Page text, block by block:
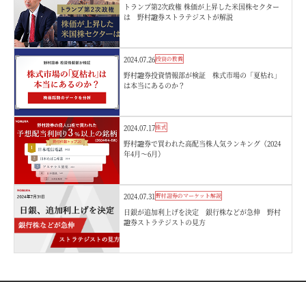
トランプ第2次政権 株価が上昇した米国株セクター
は 野村證券ストラテジストが解説
2024.07.26投資の教養
野村證券投資情報部が検証 株式市場の「夏枯れ」
は本当にあるのか？
2024.07.17株式
野村證券で買われた高配当株人気ランキング（2024
年4月～6月）
2024.07.31 野村證券のマーケット解説
日銀が追加利上げを決定 銀行株などが急伸 野村
證券ストラテジストの見方